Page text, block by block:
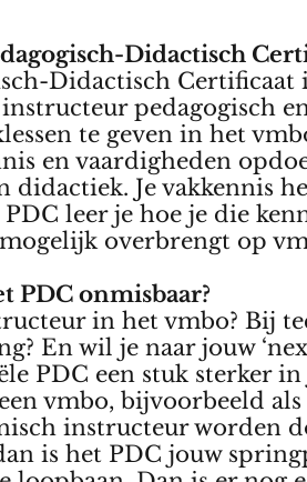
Didactisch
Didactisch Certificaat
pedagogisch
te geven in het
en vaardigheden
didactiek. Je vakkennis
leer je hoe je die
overbrengt op
PDC onmisbaar?
in het vmbo? Bij
En wil je naar jouw
PDC een stuk sterker
vmbo, bijvoorbeeld
instructeur worden
is het PDC jouw